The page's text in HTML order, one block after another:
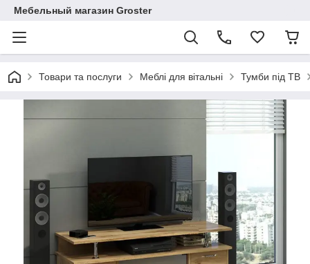
Мебельный магазин Groster
Товари та послуги Меблі для вітальні Тумби під ТВ